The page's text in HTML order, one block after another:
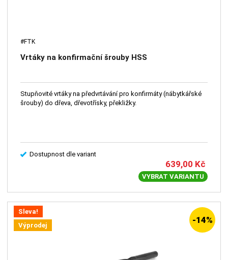
#FTK
Vrtáky na konfirmační šrouby HSS
Stupňovité vrtáky na předvrtávání pro konfirmáty (nábytkářské
šrouby) do dřeva, dřevotřísky, překližky.
Dostupnost dle variant
639,00 Kč
VYBRAT VARIANTU
Sleva!
Výprodej
-14%